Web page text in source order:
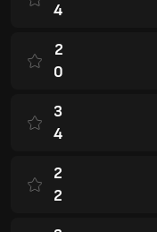
4
2
0
3
4
2
2